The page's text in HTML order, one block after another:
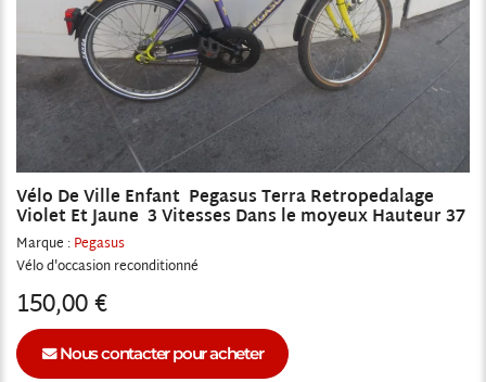
Vélo De Ville Enfant Pegasus Terra Retropedalage
Violet Et Jaune 3 Vitesses Dans le moyeux Hauteur 37
Marque :Pegasus
Vélo
reconditionné
150,00 €
Nous contacter pour acheter